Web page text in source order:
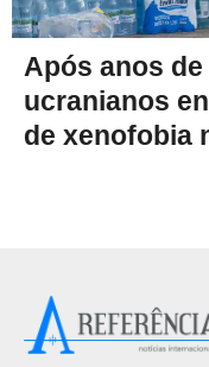
Após anos
ucranianos
de xenofobia